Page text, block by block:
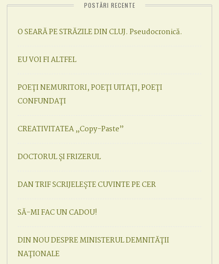
POSTĂRI RECENTE
O SEARĂ PE STRĂZILE DIN CLUJ. Pseudocronică.
EU VOI FI ALTFEL
POEȚI NEMURITORI, POEȚI UITAȚI, POEȚI
CONFUNDAȚI
CREATIVITATEA „Copy-Paste”
DOCTORUL ȘI FRIZERUL
DAN TRIF SCRIJELEȘTE CUVINTE PE CER
SĂ-MI FAC UN CADOU!
DIN NOU DESPRE MINISTERUL DEMNITĂȚII
NAȚIONALE